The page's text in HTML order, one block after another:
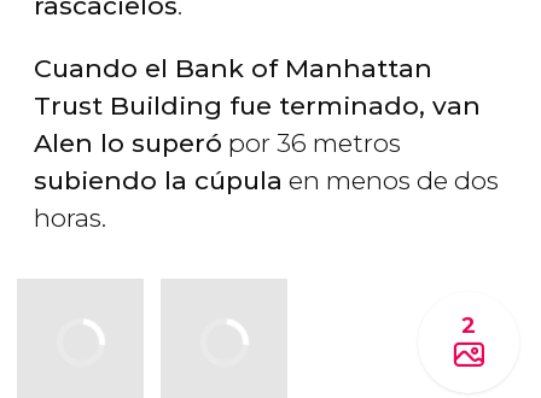
Cuando el Bank of Manhattan
Trust Building fue terminado, van
Alen lo superó por 36 metros
subiendo la cúpula en menos de dos
horas.
2